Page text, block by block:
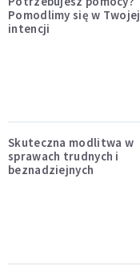
Pomodlimy się w Twojej
intencji
Skuteczna modlitwa w
sprawach trudnych i
beznadziejnych